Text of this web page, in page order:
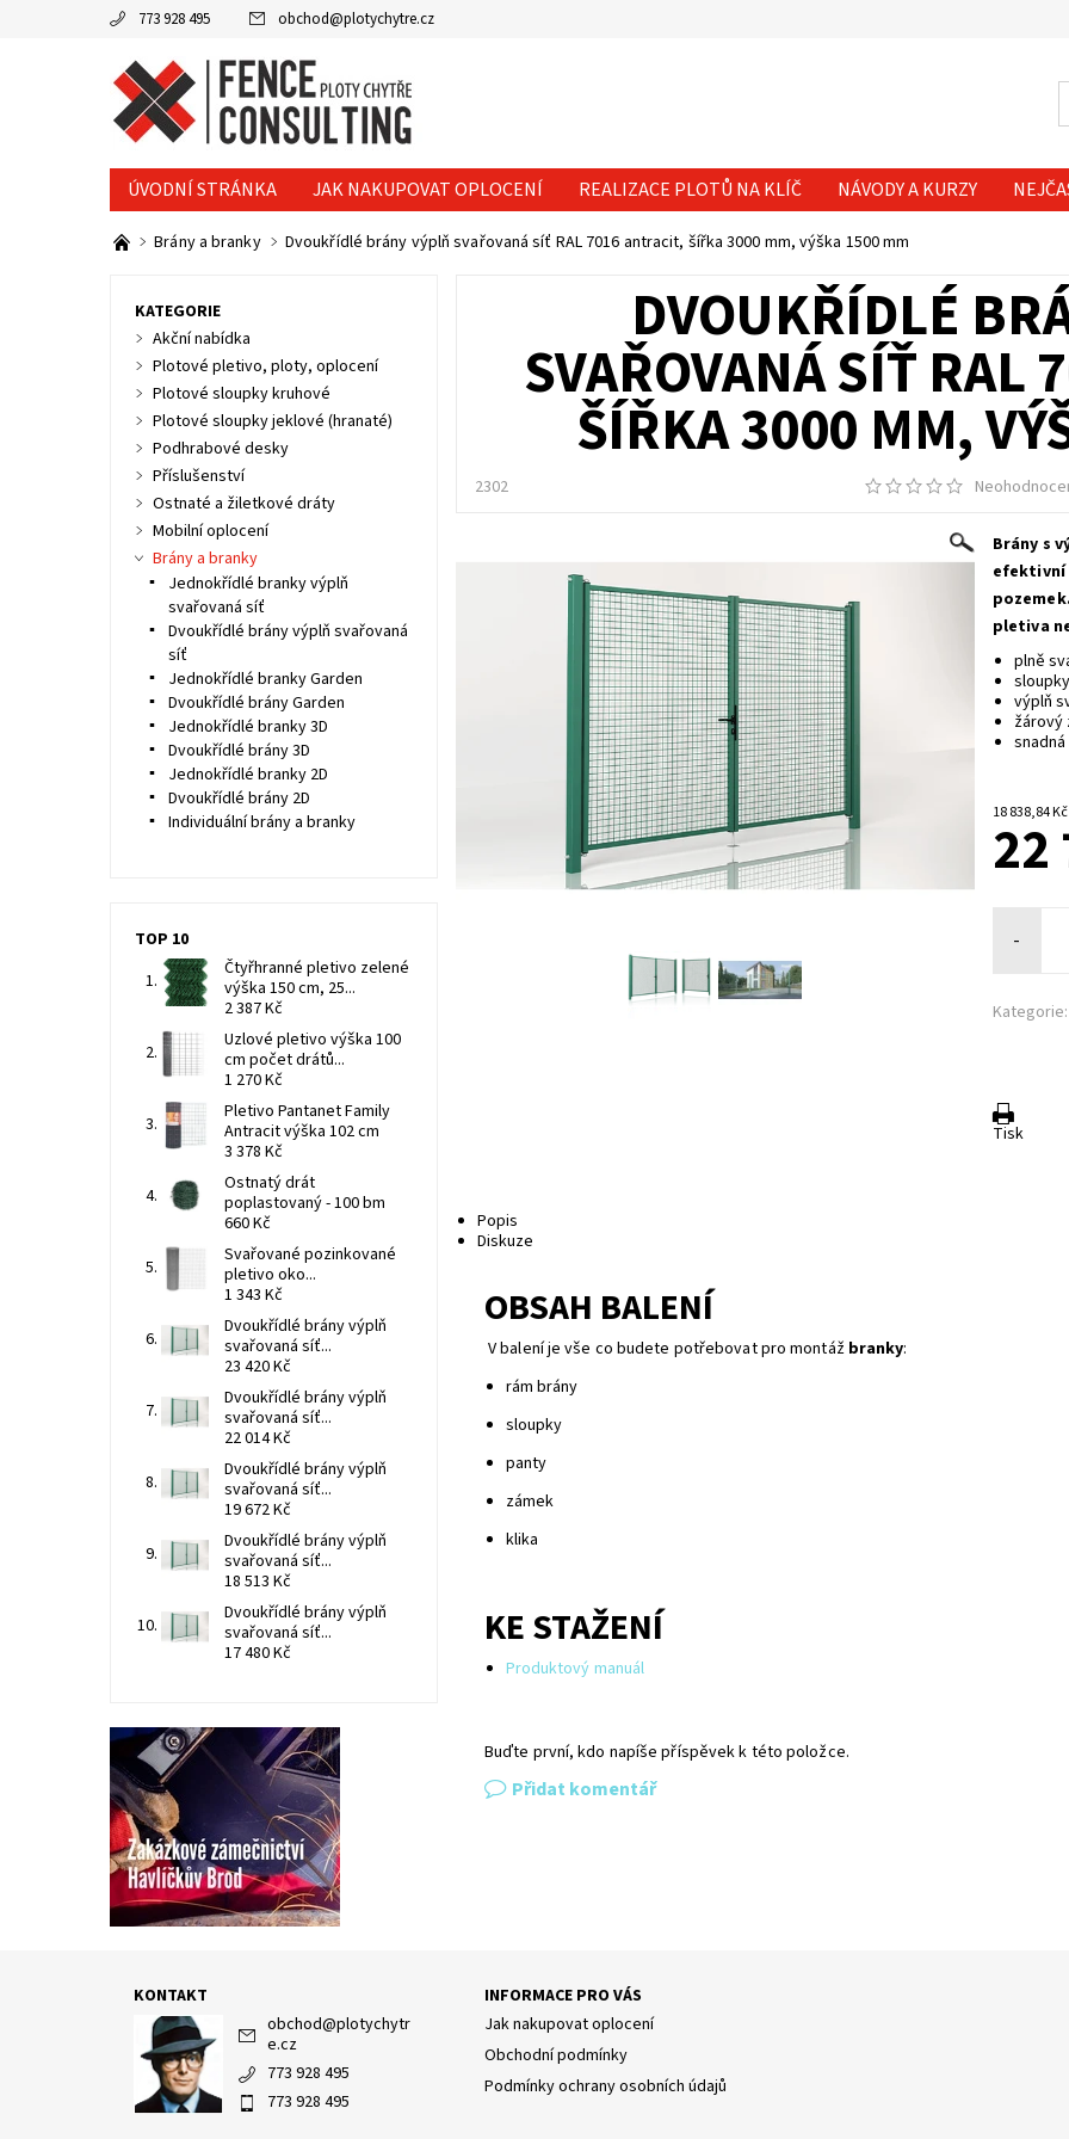
773 928 495 obchod@plotychytre.cz
ÚVODNÍ STRÁNKA JAK NAKUPOVAT OPLOCENÍ REALIZACE PLOTŮ NA KLÍČ NÁVODY A KURZY
KONTAKTY
Brány a branky Dvoukřídlé brány výplň svařovaná síť RAL 7016 antracit, šířka 3000 mm, výška 1500 mm
DVOUKŘÍDLÉ
SVAŘOVANÁ SÍŤ RAL
ŠÍŘKA 3000 MM,
2302
Brány s
efektivní
pletiva
plně
výplň
žárový
22
-
Kategorie:
Tisk
Popis
Diskuze
OBSAH BALENÍ
V balení je vše co budete potřebovat pro montáž branky:
rám brány
sloupky
panty
zámek
klika
KE STAŽENÍ
Produktový manuál
Buďte první, kdo napíše příspěvek k této položce.
Přidat komentář
KATEGORIE
Akční nabídka
Plotové pletivo, ploty, oplocení
Plotové sloupky kruhové
Plotové sloupky jeklové (hranaté)
Podhrabové desky
Příslušenství
Ostnaté a žiletkové dráty
Mobilní oplocení
Brány a branky
Jednokřídlé branky výplň
svařovaná síť
Dvoukřídlé brány výplň svařovaná
síť
Jednokřídlé branky Garden
Dvoukřídlé brány Garden
Jednokřídlé branky 3D
Dvoukřídlé brány 3D
Jednokřídlé branky 2D
Dvoukřídlé brány 2D
Individuální brány a branky
TOP 10
Čtyřhranné pletivo zelené
výška 150 cm, 25...
2 387 Kč
Uzlové pletivo výška 100
cm počet drátů...
1 270 Kč
Pletivo Pantanet Family
Antracit výška 102 cm
3 378 Kč
Ostnatý drát
poplastovaný - 100 bm
660 Kč
Svařované pozinkované
pletivo oko...
1 343 Kč
Dvoukřídlé brány výplň
svařovaná síť...
23 420 Kč
Dvoukřídlé brány výplň
svařovaná síť...
22 014 Kč
Dvoukřídlé brány výplň
svařovaná síť...
19 672 Kč
Dvoukřídlé brány výplň
svařovaná síť...
18 513 Kč
Dvoukřídlé brány výplň
svařovaná síť...
17 480 Kč
KONTAKT
obchod@plotychytr
e.cz
773 928 495
773 928 495
INFORMACE PRO VÁS
Jak nakupovat oplocení
Obchodní podmínky
Podmínky ochrany osobních údajů